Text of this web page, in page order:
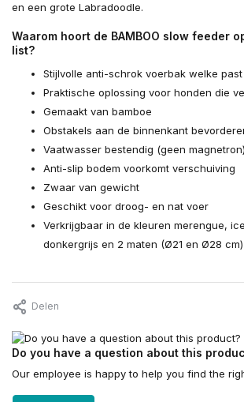
en een grote Labradoodle.
Waarom hoort de BAMBOO slow feeder
list?
Stijlvolle anti-schrok voerbak welke
Praktische oplossing voor honden die
Gemaakt van bamboe
Obstakels aan de binnenkant
Vaatwasser bestendig (geen magnetron)
Anti-slip bodem voorkomt verschuiving
Zwaar van gewicht
Geschikt voor droog- en nat voer
Verkrijgbaar in de kleuren merengue,
donkergrijs en 2 maten (Ø21 en Ø28 cm)
Delen
Do you have a question about this
Our employee is happy to help you find the